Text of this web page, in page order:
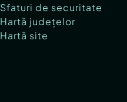
Sfaturi de securitate
Hartă județelor
Hartă site